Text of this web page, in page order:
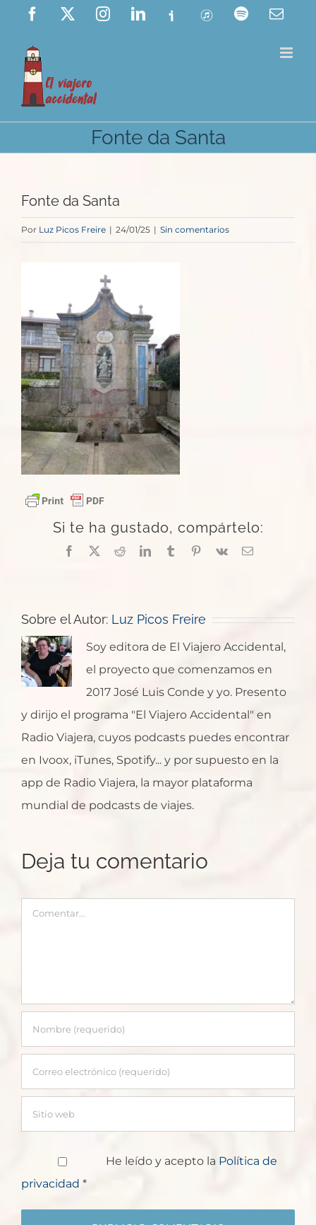
Saltar
contenido
Facebook InstagramLinkedIn
Ivoox ITunes Spotify
Fonte da Santa
Fonte da Santa
Por Luz Picos Freire | 24/01/25 | Sin comentarios
Si te ha gustado, compártelo:
Facebook
X RedditLinkedInTumblrPinterest
Vk
Correo
Sobre el Autor: Luz Picos Freire
Soy editora de El Viajero Accidental,
el proyecto que comenzamos en
2017 José Luis Conde y yo. Presento
y dirijo el programa "El Viajero Accidental" en
Radio Viajera, cuyos podcasts puedes encontrar
en Ivoox, iTunes, Spotify... y por supuesto en la
app de Radio Viajera, la mayor plataforma
mundial de podcasts de viajes.
Deja tu comentario
Comentar
He leído y acepto la Política de
privacidad *